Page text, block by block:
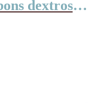
dextrose